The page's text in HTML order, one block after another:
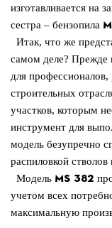
изготавливается на
сестра – бензопила
Итак, что же
самом деле? Прежде
для
строительных
участков, которым
инструмент для
модель безупречно
распиловкой
Модель MS 382
учетом всех
максимальную